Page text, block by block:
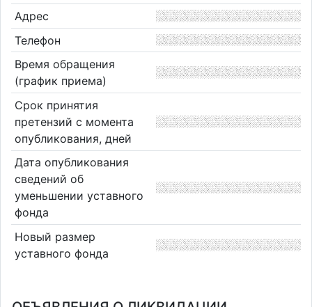
Адрес
Телефон
Время обращения
(график приема)
Срок принятия
претензий с момента
опубликования, дней
Дата опубликования
сведений об
уменьшении уставного
фонда
Новый размер
уставного фонда